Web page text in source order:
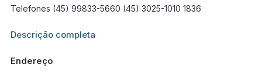
Telefones (45) 99833-5660 (45) 3025-1010 1836
Informações adicionais sobre este imóvel estarão disponíveis
Descrição completa
Endereço